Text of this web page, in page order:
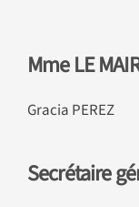
Mme LE
Gracia PEREZ
Secrétaire